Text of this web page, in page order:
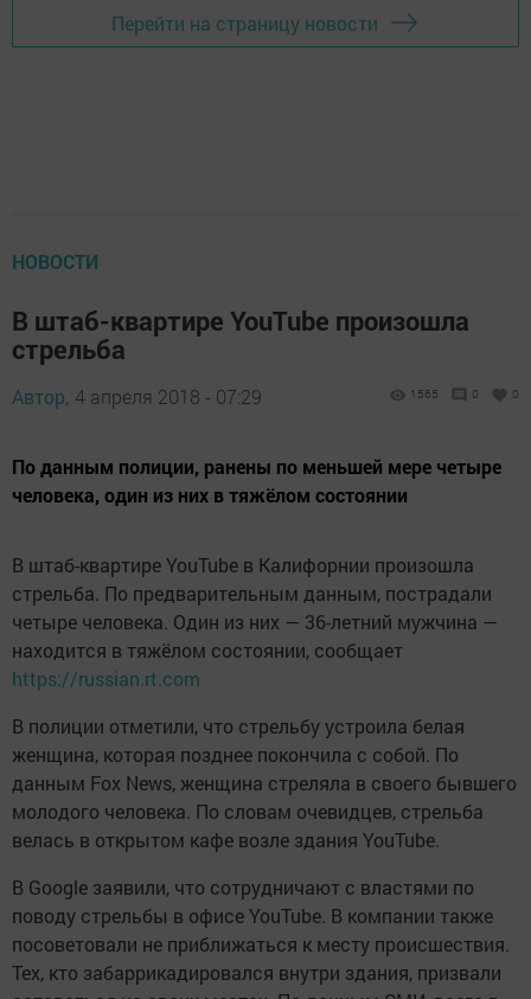
Перейти на страницу новости
НОВОСТИ
В штаб-квартире YouTube произошла
стрельба
Автор, 4 апреля 2018 - 07:29 1565 0 0
По данным полиции, ранены по меньшей мере четыре
человека, один из них в тяжёлом состоянии
В штаб-квартире YouTube в Калифорнии произошла
стрельба. По предварительным данным, пострадали
четыре человека. Один из них — 36-летний мужчина —
находится в тяжёлом состоянии, сообщает
https://russian.rt.com
В полиции отметили, что стрельбу устроила белая
женщина, которая позднее покончила с собой. По
данным Fox News, женщина стреляла в своего бывшего
молодого человека. По словам очевидцев, стрельба
велась в открытом кафе возле здания YouTube.
В Google заявили, что сотрудничают с властями по
поводу стрельбы в офисе YouTube. В компании также
посоветовали не приближаться к месту происшествия.
Тех, кто забаррикадировался внутри здания, призвали